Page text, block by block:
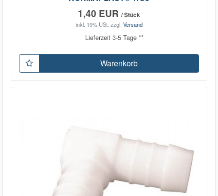
1,40 EUR / Stück
inkl. 19% USt. zzgl. Versand
Lieferzeit 3-5 Tage **
Warenkorb